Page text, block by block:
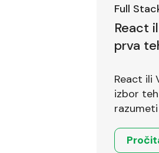
Full
React
prva
React ili
izbor